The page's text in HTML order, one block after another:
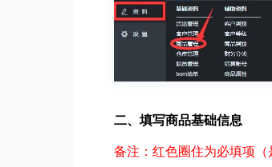
二、填写商品基础信息
备注：红色圈住为必填项（